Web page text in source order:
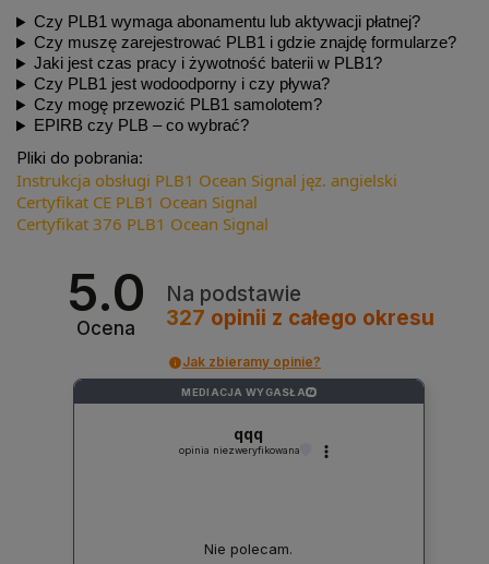
Czy PLB1 wymaga abonamentu lub aktywacji płatnej?
Czy muszę zarejestrować PLB1 i gdzie znajdę formularze?
Jaki jest czas pracy i żywotność baterii w PLB1?
Czy PLB1 jest wodoodporny i czy pływa?
Czy mogę przewozić PLB1 samolotem?
EPIRB czy PLB – co wybrać?
Pliki do pobrania:
Instrukcja obsługi PLB1 Ocean Signal jęz. angielski
Certyfikat CE PLB1 Ocean Signal
Certyfikat 376 PLB1 Ocean Signal
5.0
Ocena
Na podstawie
327 opinii z całego okresu
Jak zbieramy opinie?
MEDIACJA WYGASŁA ?
qqq
opinia niezweryfikowana
Nie polecam.